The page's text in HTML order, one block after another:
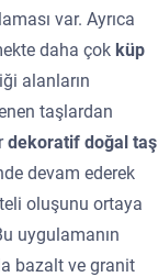
var. Ayrıca
daha çok küp
alanların
taşlardan
dekoratif doğal taş
devam ederek
oluşunu ortaya
uygulamanın
bazalt ve granit